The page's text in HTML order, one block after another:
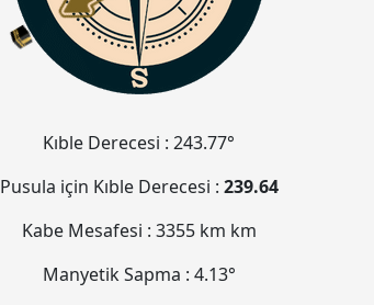
Kıble Derecesi :243.77°
Pusula için Kıble Derecesi : 239.64
Kabe Mesafesi : 3355 km km
Manyetik Sapma : 4.13°